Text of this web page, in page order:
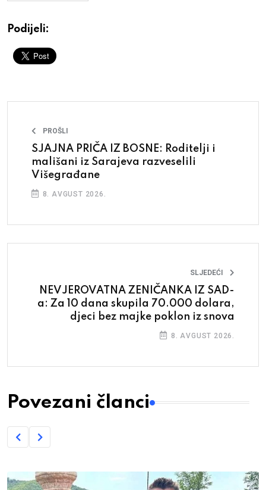
Podijeli:
PROŠLI
SJAJNA PRIČA IZ BOSNE: Roditelji i
mališani iz Sarajeva razveselili
Višegrađane
8. AVGUST 2026.
SLJEDEĆI
NEVJEROVATNA ZENIČANKA IZ SAD-
a: Za 10 dana skupila 70.000 dolara,
djeci bez majke poklon iz snova
8. AVGUST 2026.
Povezani članci